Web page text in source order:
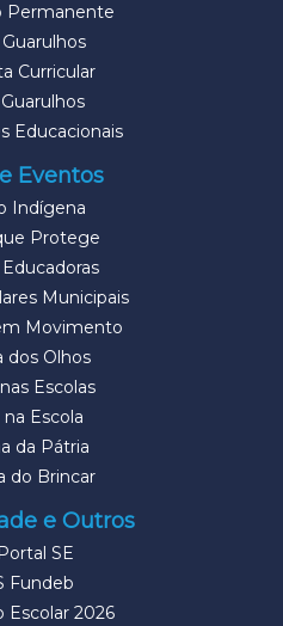
Permanente
Curricular
Educacionais
Eventos
Indígena
Protege
Municipais
Movimento
dos Olhos
Escolas
Escola
da Pátria
do Brincar
e Outros
SE
Fundeb
Escolar 2026